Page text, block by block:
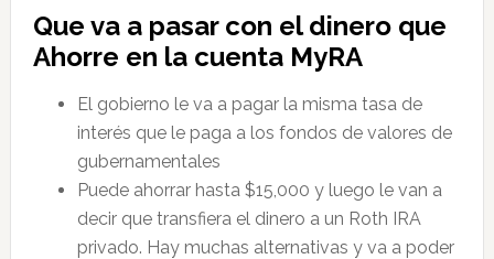
Que va a pasar con el dinero que
Ahorre en la cuenta MyRA
El gobierno le va a pagar la misma tasa de
interés que le paga a los fondos de valores de
gubernamentales
Puede ahorrar hasta $15,000 y luego le van a
decir que transfiera el dinero a un Roth IRA
privado. Hay muchas alternativas y va a poder